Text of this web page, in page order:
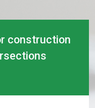
construction